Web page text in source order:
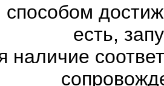
есть,
наличие